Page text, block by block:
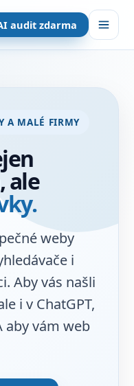
audit zdarma
A MALÉ FIRMY
ale
weby
i
Aby vás našli
i v ChatGPT,
aby vám web